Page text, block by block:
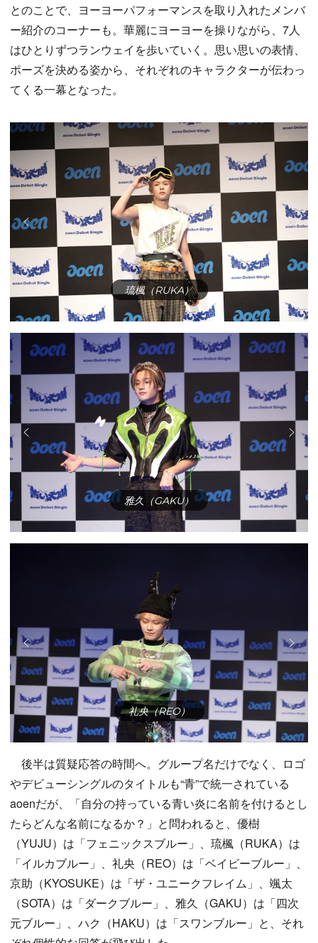
とのことで、ヨーヨーパフォーマンスを取り入れたメンバ
ー紹介のコーナーも。華麗にヨーヨーを操りながら、7人
はひとりずつランウェイを歩いていく。思い思いの表情、
ポーズを決める姿から、それぞれのキャラクターが伝わっ
てくる一幕となった。
琉楓（RUKA）
雅久（GAKU）
礼央（REO）
後半は質疑応答の時間へ。グループ名だけでなく、ロゴ
やデビューシングルのタイトルも“青”で統一されている
aoenだが、「自分の持っている青い炎に名前を付けるとし
たらどんな名前になるか？」と問われると、優樹
（YUJU）は「フェニックスブルー」、琉楓（RUKA）は
「イルカブルー」、礼央（REO）は「ベイビーブルー」、
京助（KYOSUKE）は「ザ・ユニークフレイム」、颯太
（SOTA）は「ダークブルー」、雅久（GAKU）は「四次
元ブルー」、ハク（HAKU）は「スワンブルー」と、それ